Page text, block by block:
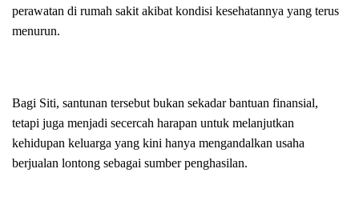
perawatan di rumah sakit akibat kondisi kesehatannya yang terus
menurun.
Bagi Siti, santunan tersebut bukan sekadar bantuan finansial,
tetapi juga menjadi secercah harapan untuk melanjutkan
kehidupan keluarga yang kini hanya mengandalkan usaha
berjualan lontong sebagai sumber penghasilan.